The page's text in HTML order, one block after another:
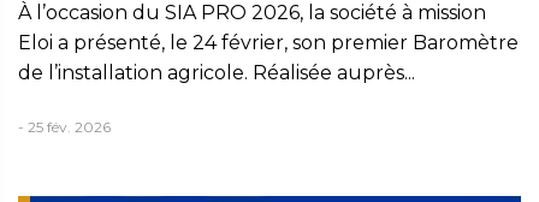
À l’occasion du SIA PRO 2026, la société à mission
Eloi a présenté, le 24 février, son premier Baromètre
de l’installation agricole. Réalisée auprès...
- 25 fév. 2026